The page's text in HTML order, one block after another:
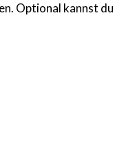
Optional kannst